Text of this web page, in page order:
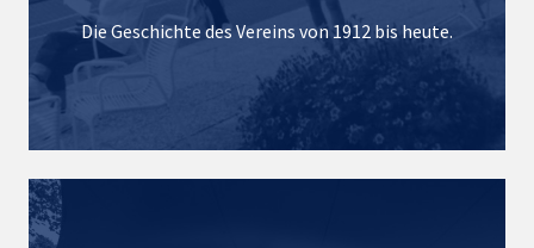
Die Geschichte des Vereins von 1912 bis heute.